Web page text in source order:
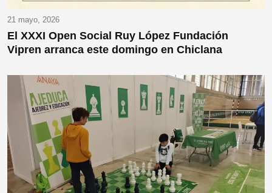
21 mayo, 2026
El XXXI Open Social Ruy López Fundación
Vipren arranca este domingo en Chiclana